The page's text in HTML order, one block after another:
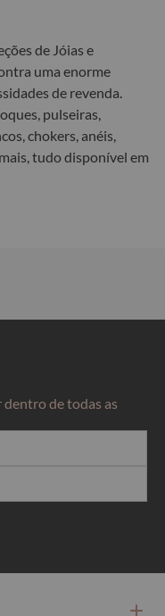
de Jóias e
uma enorme
de revenda.
pulseiras,
chokers, anéis,
tudo disponível em
de todas as